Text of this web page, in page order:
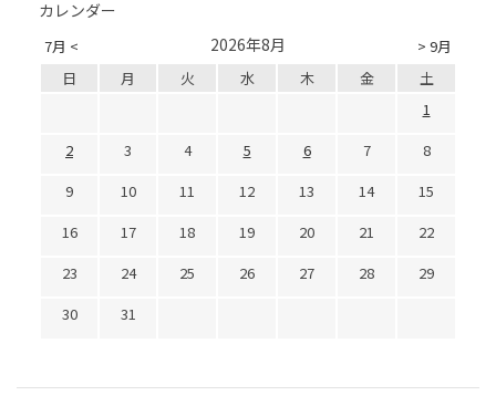
カレンダー
7月 < > 9月
2026年8月
日 月 火 水 木 金
土
1
2
3 4 5 6 7
8
9
10 11 12 13 14
15
16
17 18 19 20 21
22
23
24 25 26 27 28
29
30
31